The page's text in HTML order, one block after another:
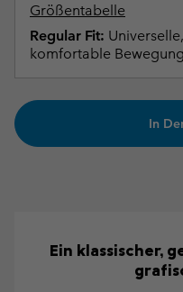
Größentabelle
Regular Fit:
komfortable
In
Ein klassischer,